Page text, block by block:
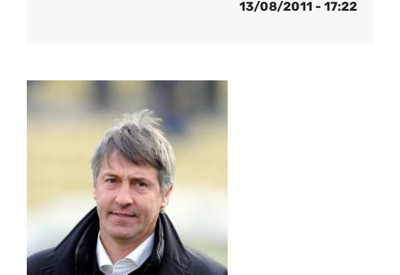
13/08/2011 - 17:22